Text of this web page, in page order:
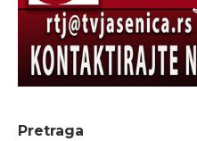
Pretraga